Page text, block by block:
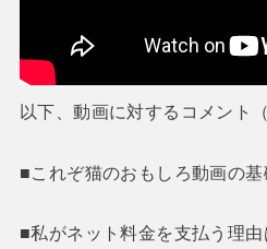
以下、動画に対するコメント
■これぞ猫のおもしろ動画の
■私がネット料金を支払う理